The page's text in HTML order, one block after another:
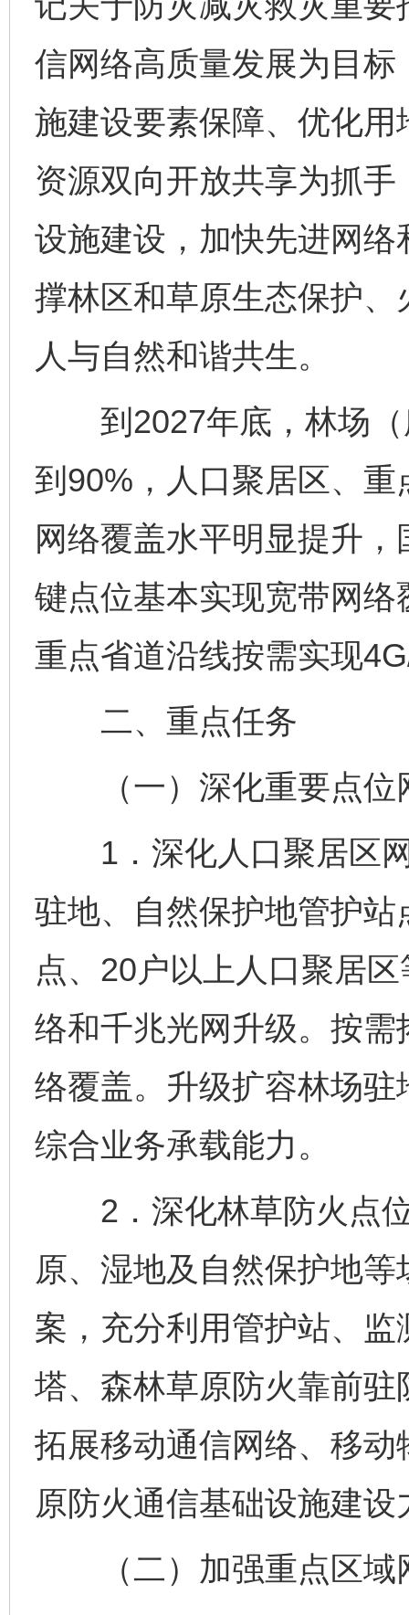
信网络高质量发展为目
施建设要素保障、优化
资源双向开放共享为抓
设施建设，加快先进网
撑林区和草原生态保护
人与自然和谐共生。
到2027年底，林场（
到90%，人口聚居区、
网络覆盖水平明显提升
键点位基本实现宽带网
重点省道沿线按需实现
二、重点任务
（一）深化重要点位
1．深化人口聚居区网
驻地、自然保护地管护
点、20户以上人口聚居
络和千兆光网升级。按
络覆盖。升级扩容林场
综合业务承载能力。
2．深化林草防火点位
原、湿地及自然保护地
案，充分利用管护站、
塔、森林草原防火靠前
拓展移动通信网络、移
原防火通信基础设施建设
（二）加强重点区域